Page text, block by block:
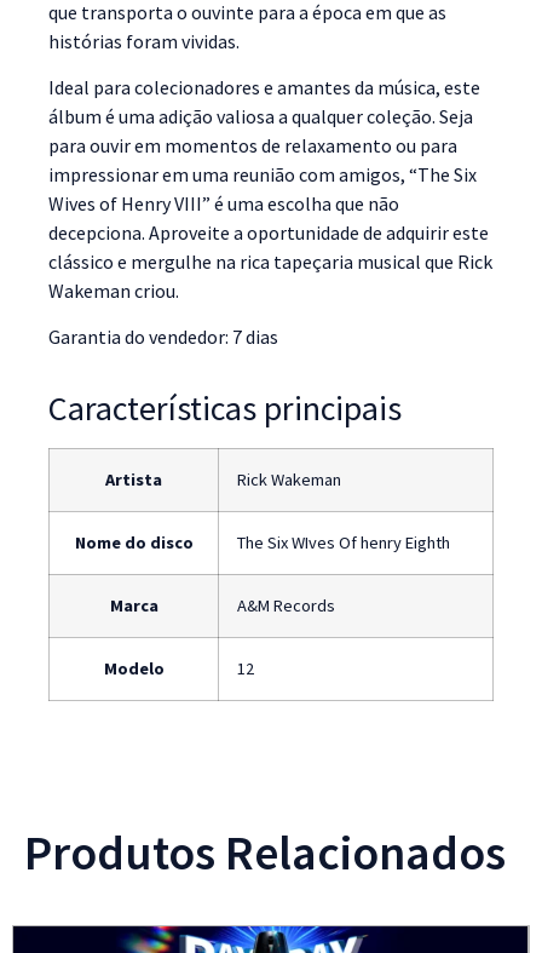
que transporta o ouvinte para a época em que as
histórias foram vividas.
Ideal para colecionadores e amantes da música, este
álbum é uma adição valiosa a qualquer coleção. Seja
para ouvir em momentos de relaxamento ou para
impressionar em uma reunião com amigos, “The Six
Wives of Henry VIII” é uma escolha que não
decepciona. Aproveite a oportunidade de adquirir este
clássico e mergulhe na rica tapeçaria musical que Rick
Wakeman criou.
Garantia do vendedor: 7 dias
Características principais
Artista Rick Wakeman
Nome do disco The Six WIves Of henry Eighth
Marca A&M Records
Modelo 12
Produtos Relacionados